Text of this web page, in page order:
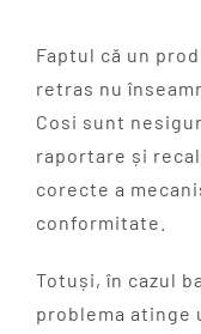
Faptul că un
retras nu
Cosi sunt
raportare și
corecte a
conformitate.
Totuși, în cazul
problema atinge